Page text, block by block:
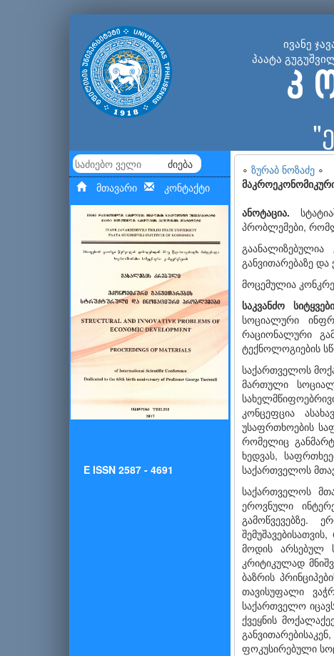
ივანე
პაატა
კ
ძიება
მთავარი კონტაქტი
E ISSN 2587 - 4691
∘ ზურაბ ნოზაძე ∘
ანოტაცია.
პრობლემები,
განვითარებაზე და
მოცემულია
საკვანძო
სოციალური
რაციონალური
ტექნოლოგიების
საქართველოს
მართული
კონცეფცია
უსაფრთხოების
რომელიც
ხედვას,
საქართველოს
საქართველოს
ეროვნული
გამოწვევებზე.
მოდის არსებულ
კრიტიკულად
ბაზრის
თავისუფალი
საქართველო
ქვეყნის
ფოკუსირებული